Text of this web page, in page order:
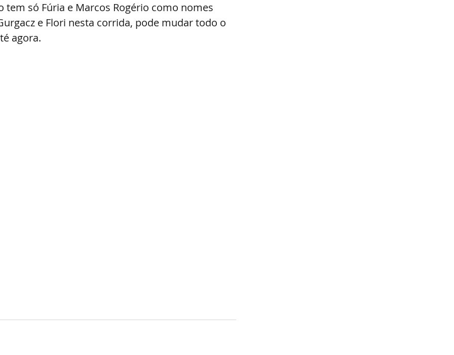
tem só Fúria e Marcos Rogério como nomes
e Flori nesta corrida, pode mudar todo o
agora.